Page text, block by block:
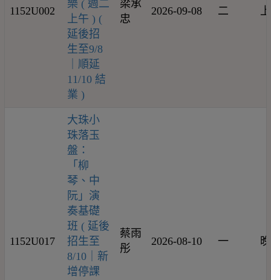
1152U002
樂 ( 週二
上午 ) (
延後招
生至9/8
｜順延
11/10 結
業 )
梁承
忠
2026-09-08 二
1152U017
大珠小
珠落玉
盤：
「柳
琴、中
阮」演
奏基礎
班 ( 延後
招生至
8/10｜新
增停課
蔡雨
彤
2026-08-10 一